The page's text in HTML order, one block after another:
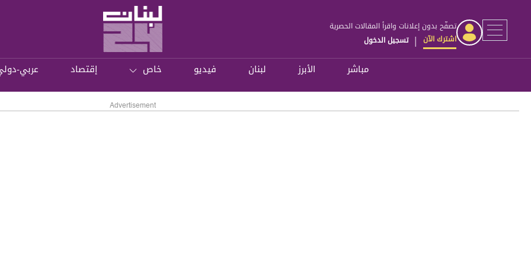
تصفّح بدون إعلانات واقرأ المقالات الحصرية
اشترك الآن | تسجيل الدخول
مباشر الأبرز لبنان فيديو خاص إقتصاد عربي-
Advertisement